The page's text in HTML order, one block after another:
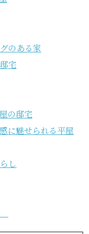
のある家
宅
の邸宅
に魅せられる平屋
し